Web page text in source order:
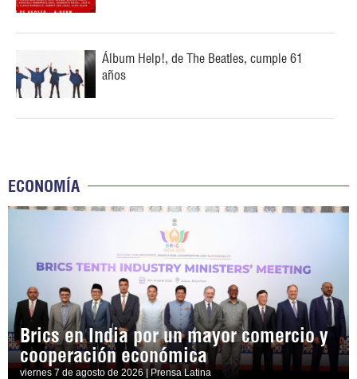
Álbum Help!, de The Beatles, cumple 61
años
ECONOMÍA
Brics en India por un mayor comercio y
cooperación económica
viernes 7 de agosto de 2026 | Prensa Latina